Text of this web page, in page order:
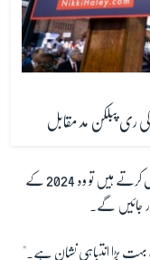
ہیلی نے کہا کہ اگر ٹرمپ ری پبلکن پارٹی کی نامزدگی حاصل کرتے ہیں تو وہ 2024 کے
جائیں گے۔
بڑا انتباہی نشان ہے۔"